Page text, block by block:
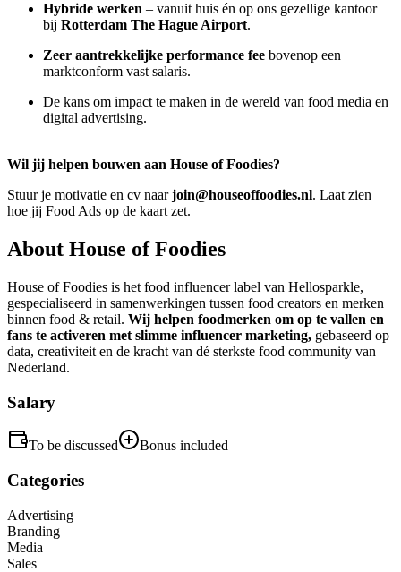
Hybride werken – vanuit huis én op ons gezellige kantoor
bij Rotterdam The Hague Airport.
Zeer aantrekkelijke performance fee bovenop een
marktconform vast salaris.
De kans om impact te maken in de wereld van food media en
digital advertising.
Wil jij helpen bouwen aan House of Foodies?
Stuur je motivatie en cv naarjoin@houseoffoodies.nl. Laat zien
hoe jij Food Ads op de kaart zet.
About House of Foodies
House of Foodies is het food influencer label van Hellosparkle,
gespecialiseerd in samenwerkingen tussen food creators en merken
binnen food & retail. Wij helpen foodmerken om op te vallen en
fans te activeren met slimme influencer marketing, gebaseerd op
data, creativiteit en de kracht van dé sterkste food community van
Nederland.
Salary
To be discussed Bonus included
Categories
Advertising
Branding
Media
Sales